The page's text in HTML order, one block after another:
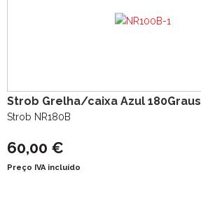
Strob Grelha/caixa Azul 180Graus
Strob NR180B
60,00 €
Preço IVA incluído